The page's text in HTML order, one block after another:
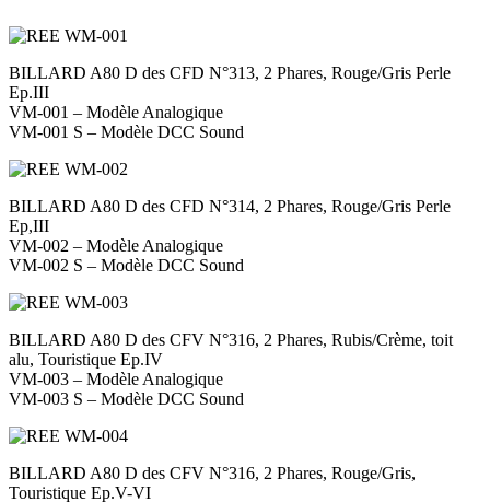
BILLARD A80 D des CFD N°313, 2 Phares, Rouge/Gris Perle
Ep.III
VM-001 – Modèle Analogique
VM-001 S – Modèle DCC Sound
BILLARD A80 D des CFD N°314, 2 Phares, Rouge/Gris Perle
Ep,III
VM-002 – Modèle Analogique
VM-002 S – Modèle DCC Sound
BILLARD A80 D des CFV N°316, 2 Phares, Rubis/Crème, toit
alu, Touristique Ep.IV
VM-003 – Modèle Analogique
VM-003 S – Modèle DCC Sound
BILLARD A80 D des CFV N°316, 2 Phares, Rouge/Gris,
Touristique Ep.V-VI